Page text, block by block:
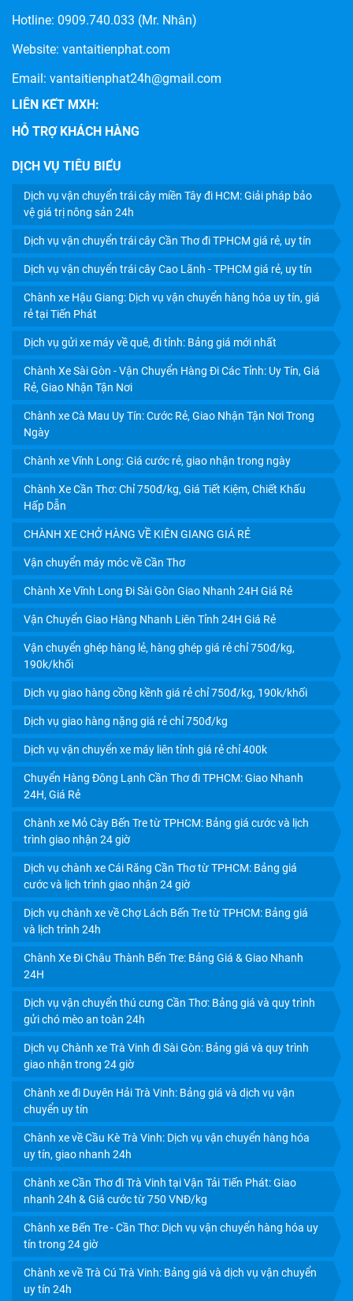
HÀNG KÝ GỬI LÀ GÌ? LỢI ÍCH VÀ CÁCH GỬI HÀNG GIÁ RẺ
GIÁ RẺ
THUÊ XE TẢI HCM ĐI SÓC TRĂNG GIÁ RẺ -NHANH
CHÀNH XE TIẾN PHÁT VẬN CHUYỂN HÀNG HÓA VỀ
VẬN CHUYỂN HÀNG HÓA CẦN THƠ ĐI HỒ CHÍ MINH BỞI
Hotline: 0909.740.033 (Mr. Nhân)
Website: vantaitienphat.com
Email: vantaitienphat24h@gmail.com
LIÊN KẾT MXH:
HỖ TRỢ KHÁCH HÀNG
DỊCH VỤ TIÊU BIỂU
Dịch vụ vận chuyển trái cây miền Tây đi HCM: Giải pháp bảo
vệ giá trị nông sản 24h
Dịch vụ vận chuyển trái cây Cần Thơ đi TPHCM giá rẻ, uy tín
Dịch vụ vận chuyển trái cây Cao Lãnh - TPHCM giá rẻ, uy tín
Chành xe Hậu Giang: Dịch vụ vận chuyển hàng hóa uy tín, giá
rẻ tại Tiến Phát
Dịch vụ gửi xe máy về quê, đi tỉnh: Bảng giá mới nhất
Chành Xe Sài Gòn - Vận Chuyển Hàng Đi Các Tỉnh: Uy Tín, Giá
Rẻ, Giao Nhận Tận Nơi
Chành xe Cà Mau Uy Tín: Cước Rẻ, Giao Nhận Tận Nơi Trong
Ngày
Chành xe Vĩnh Long: Giá cước rẻ, giao nhận trong ngày
Chành Xe Cần Thơ: Chỉ 750đ/kg, Giá Tiết Kiệm, Chiết Khấu
Hấp Dẫn
CHÀNH XE CHỞ HÀNG VỀ KIÊN GIANG GIÁ RẺ
Vận chuyển máy móc về Cần Thơ
Chành Xe Vĩnh Long Đi Sài Gòn Giao Nhanh 24H Giá Rẻ
Vận Chuyển Giao Hàng Nhanh Liên Tỉnh 24H Giá Rẻ
Vận chuyển ghép hàng lẻ, hàng ghép giá rẻ chỉ 750đ/kg,
190k/khối
Dịch vụ giao hàng cồng kềnh giá rẻ chỉ 750đ/kg, 190k/khối
Dịch vụ giao hàng nặng giá rẻ chỉ 750đ/kg
Dịch vụ vận chuyển xe máy liên tỉnh giá rẻ chỉ 400k
Chuyển Hàng Đông Lạnh Cần Thơ đi TPHCM: Giao Nhanh
24H, Giá Rẻ
Chành xe Mỏ Cày Bến Tre từ TPHCM: Bảng giá cước và lịch
trình giao nhận 24 giờ
Dịch vụ chành xe Cái Răng Cần Thơ từ TPHCM: Bảng giá
cước và lịch trình giao nhận 24 giờ
Dịch vụ chành xe về Chợ Lách Bến Tre từ TPHCM: Bảng giá
và lịch trình 24h
Chành Xe Đi Châu Thành Bến Tre: Bảng Giá & Giao Nhanh
24H
Dịch vụ vận chuyển thú cưng Cần Thơ: Bảng giá và quy trình
gửi chó mèo an toàn 24h
Dịch vụ Chành xe Trà Vinh đi Sài Gòn: Bảng giá và quy trình
giao nhận trong 24 giờ
Chành xe đi Duyên Hải Trà Vinh: Bảng giá và dịch vụ vận
chuyển uy tín
Chành xe về Cầu Kè Trà Vinh: Dịch vụ vận chuyển hàng hóa
uy tín, giao nhanh 24h
Chành xe Cần Thơ đi Trà Vinh tại Vận Tải Tiến Phát: Giao
nhanh 24h & Giá cước từ 750 VNĐ/kg
Chành xe Bến Tre - Cần Thơ: Dịch vụ vận chuyển hàng hóa uy
tín trong 24 giờ
Chành xe về Trà Cú Trà Vinh: Bảng giá và dịch vụ vận chuyển
uy tín 24h